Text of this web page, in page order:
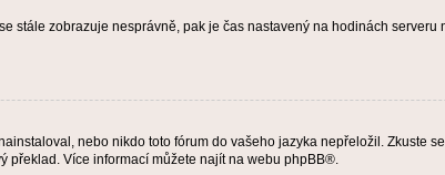
stále zobrazuje nesprávně, pak je čas nastavený na hodinách
nebo nikdo toto fórum do vašeho jazyka nepřeložil. Zkuste
překlad. Více informací můžete najít na webu phpBB®.